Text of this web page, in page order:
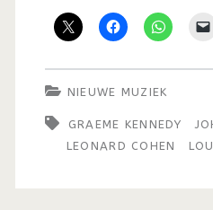
NIEUWE MUZIEK
GRAEME KENNEDY
LEONARD COHEN